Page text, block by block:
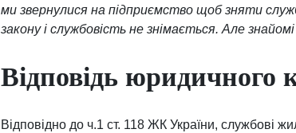
ми звернулися на підприємство щоб зняти
закону і службовість не знімається. Але
Відповідь юридичного
Відповідно до ч.1 ст. 118 ЖК України, службові